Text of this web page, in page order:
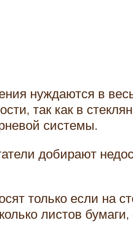
нуждаются в
так как в
системы.
добирают
только если на
листов